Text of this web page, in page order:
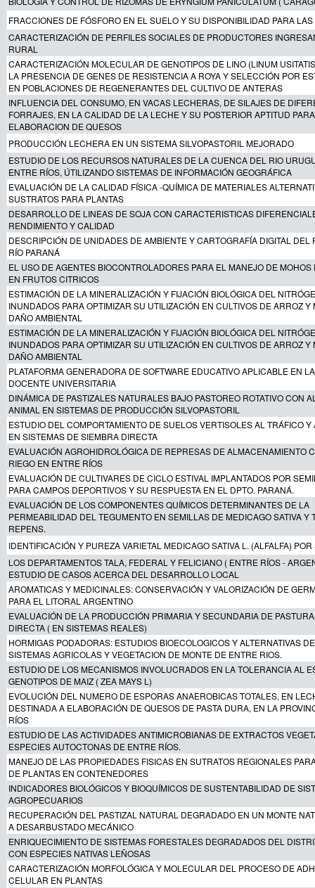
FRACCIONES DE FÓSFORO EN EL SUELO Y SU DISPONIBILIDAD PARA
CARACTERIZACIÓN DE PERFILES SOCIALES DE PRODUCTORES
RURAL
CARACTERIZACIÓN MOLECULAR DE GENOTIPOS DE LINO (LINUM
LA PRESENCIA DE GENES DE RESISTENCIA A ROYA Y SELECCIÓN POR
EN POBLACIONES DE REGENERANTES DEL CULTIVO DE ANTERAS
INFLUENCIA DEL CONSUMO, EN VACAS LECHERAS, DE SILAJES DE
FORRAJES, EN LA CALIDAD DE LA LECHE Y SU POSTERIOR APTITUD
ELABORACION DE QUESOS
PRODUCCIÓN LECHERA EN UN SISTEMA SILVOPASTORIL MEJORADO
ESTUDIO DE LOS RECURSOS NATURALES DE LA CUENCA DEL RIO
ENTRE RÍOS, ÚTILIZANDO SISTEMAS DE INFORMACIÓN GEOGRÁFICA
EVALUACIÓN DE LA CALIDAD FÍSICA -QUÍMICA DE MATERIALES
SUSTRATOS PARA PLANTAS
DESARROLLO DE LINEAS DE SOJA CON CARACTERISTICAS
RENDIMIENTO Y CALIDAD
DESCRIPCIÓN DE UNIDADES DE AMBIENTE Y CARTOGRAFÍA DIGITAL DEL
RÍO PARANÁ
EL USO DE AGENTES BIOCONTROLADORES PARA EL MANEJO DE MOHOS
EN FRUTOS CITRICOS
ESTIMACIÓN DE LA MINERALIZACIÓN Y FIJACIÓN BIOLÓGICA DEL
INUNDADOS PARA OPTIMIZAR SU UTILIZACIÓN EN CULTIVOS DE ARROZ Y
DAÑO AMBIENTAL
ESTIMACIÓN DE LA MINERALIZACIÓN Y FIJACIÓN BIOLÓGICA DEL
INUNDADOS PARA OPTIMIZAR SU UTILIZACIÓN EN CULTIVOS DE ARROZ Y
DAÑO AMBIENTAL
PLATAFORMA GENERADORA DE SOFTWARE EDUCATIVO APLICABLE EN
DOCENTE UNIVERSITARIA
DINÁMICA DE PASTIZALES NATURALES BAJO PASTOREO ROTATIVO CON
ANIMAL EN SISTEMAS DE PRODUCCIÓN SILVOPASTORIL
ESTUDIO DEL COMPORTAMIENTO DE SUELOS VERTISOLES AL TRÁFICO Y
EN SISTEMAS DE SIEMBRA DIRECTA
EVALUACIÓN AGROHIDROLÓGICA DE REPRESAS DE ALMACENAMIENTO
RIEGO EN ENTRE RÍOS
EVALUACIÓN DE CULTIVARES DE CICLO ESTIVAL IMPLANTADOS POR
PARA CAMPOS DEPORTIVOS Y SU RESPUESTA EN EL DPTO. PARANÁ.
EVALUACIÓN DE LOS COMPONENTES QUÍMICOS DETERMINANTES DE LA
PERMEABILIDAD DEL TEGUMENTO EN SEMILLAS DE MEDICAGO SATIVA Y
REPENS.
IDENTIFICACIÓN Y PUREZA VARIETAL MEDICAGO SATIVA L. (ALFALFA)
LOS DEPARTAMENTOS TALA, FEDERAL Y FELICIANO ( ENTRE RÍOS -
ESTUDIO DE CASOS ACERCA DEL DESARROLLO LOCAL
AROMATICAS Y MEDICINALES: CONSERVACIÓN Y VALORIZACIÓN DE
PARA EL LITORAL ARGENTINO
EVALUACIÓN DE LA PRODUCCIÓN PRIMARIA Y SECUNDARIA DE
DIRECTA ( EN SISTEMAS REALES)
HORMIGAS PODADORAS: ESTUDIOS BIOECOLOGICOS Y ALTERNATIVAS
SISTEMAS AGRICOLAS Y VEGETACION DE MONTE DE ENTRE RIOS.
ESTUDIO DE LOS MECANISMOS INVOLUCRADOS EN LA TOLERANCIA AL
GENOTIPOS DE MAIZ ( ZEA MAYS L)
EVOLUCIÓN DEL NUMERO DE ESPORAS ANAEROBICAS TOTALES, EN
DESTINADA A ELABORACIÓN DE QUESOS DE PASTA DURA, EN LA
RÍOS
ESTUDIO DE LAS ACTIVIDADES ANTIMICROBIANAS DE EXTRACTOS
ESPECIES AUTOCTONAS DE ENTRE RÍOS.
MANEJO DE LAS PROPIEDADES FISICAS EN SUTRATOS REGIONALES
DE PLANTAS EN CONTENEDORES
INDICADORES BIOLÓGICOS Y BIOQUÍMICOS DE SUSTENTABILIDAD DE
AGROPECUARIOS
RECUPERACIÓN DEL PASTIZAL NATURAL DEGRADADO EN UN MONTE
A DESARBUSTADO MECÁNICO
ENRIQUECIMIENTO DE SISTEMAS FORESTALES DEGRADADOS DEL
CON ESPECIES NATIVAS LEÑOSAS
CARACTERIZACIÓN MORFOLÓGICA Y MOLECULAR DEL PROCESO DE
CELULAR EN PLANTAS